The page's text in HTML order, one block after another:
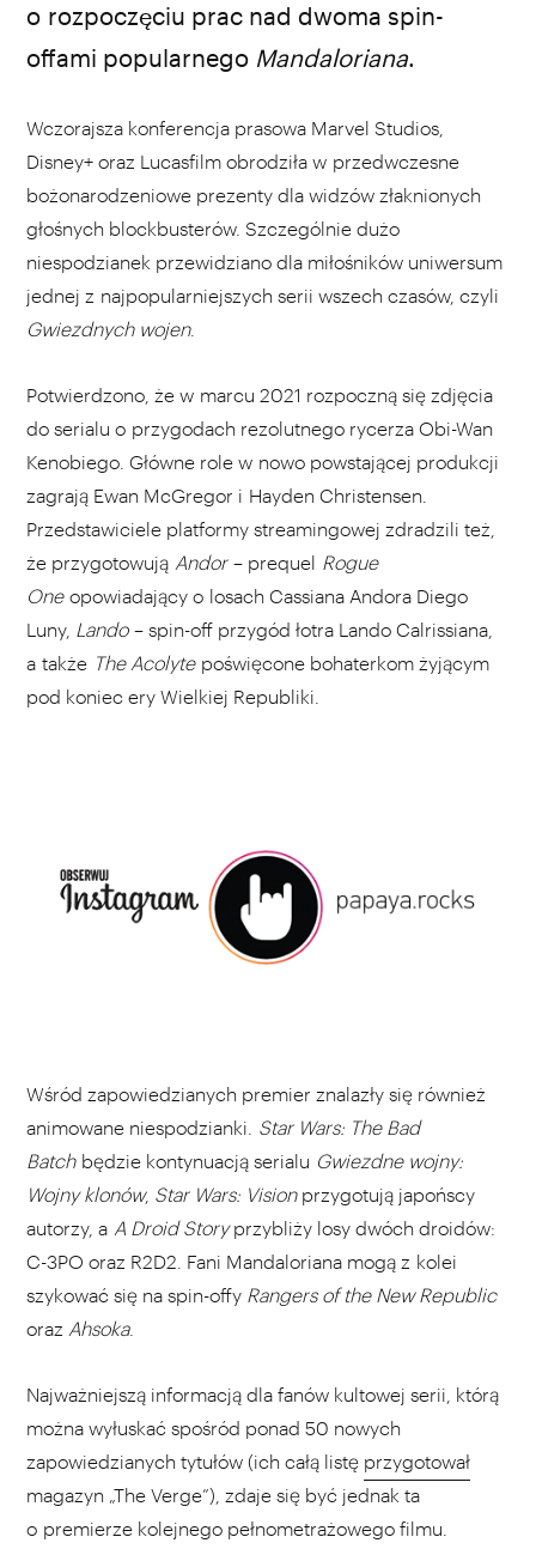
o rozpoczęciu prac nad dwoma spin-
offami popularnego Mandaloriana.
Wczorajsza konferencja prasowa Marvel Studios,
Disney+ oraz Lucasfilm obrodziła w przedwczesne
bożonarodzeniowe prezenty dla widzów złaknionych
głośnych blockbusterów. Szczególnie dużo
niespodzianek przewidziano dla miłośników uniwersum
jednej z najpopularniejszych serii wszech czasów, czyli
Gwiezdnych wojen.
Potwierdzono, że w marcu 2021 rozpoczną się zdjęcia
do serialu o przygodach rezolutnego rycerza Obi-Wan
Kenobiego. Główne role w nowo powstającej produkcji
zagrają Ewan McGregor i Hayden Christensen.
Przedstawiciele platformy streamingowej zdradzili też,
że przygotowują Andor – prequel Rogue
One opowiadający o losach Cassiana Andora Diego
Luny, Lando – spin-off przygód łotra Lando Calrissiana,
a także The Acolytepoświęcone bohaterkom żyjącym
pod koniec ery Wielkiej Republiki.
Wśród zapowiedzianych premier znalazły się również
animowane niespodzianki. Star Wars: The Bad
Batch będzie kontynuacją serialu Gwiezdne wojny:
Wojny klonów, Star Wars: Visionprzygotują japońscy
autorzy, a A Droid Storyprzybliży losy dwóch droidów:
C-3PO oraz R2D2. Fani Mandaloriana mogą z kolei
szykować się na spin-offy Rangers of the New Republic
oraz Ahsoka.
Najważniejszą informacją dla fanów kultowej serii, którą
można wyłuskać spośród ponad 50 nowych
zapowiedzianych tytułów (ich całą listę przygotował
magazyn „The Verge”), zdaje się być jednak ta
o premierze kolejnego pełnometrażowego filmu.